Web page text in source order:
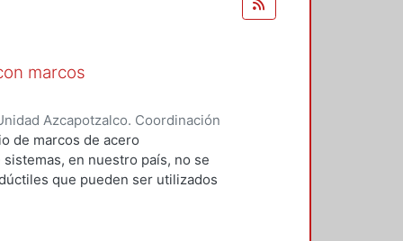
marcos
Azcapotzalco. Coordinación
Antonio;
de marcos de acero
en nuestro país, no se
que pueden ser utilizados